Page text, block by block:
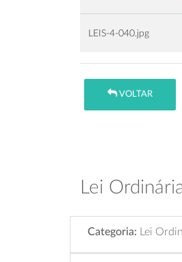
LEIS-4-040.jpg
VOLTAR
Lei
Categoria: Lei